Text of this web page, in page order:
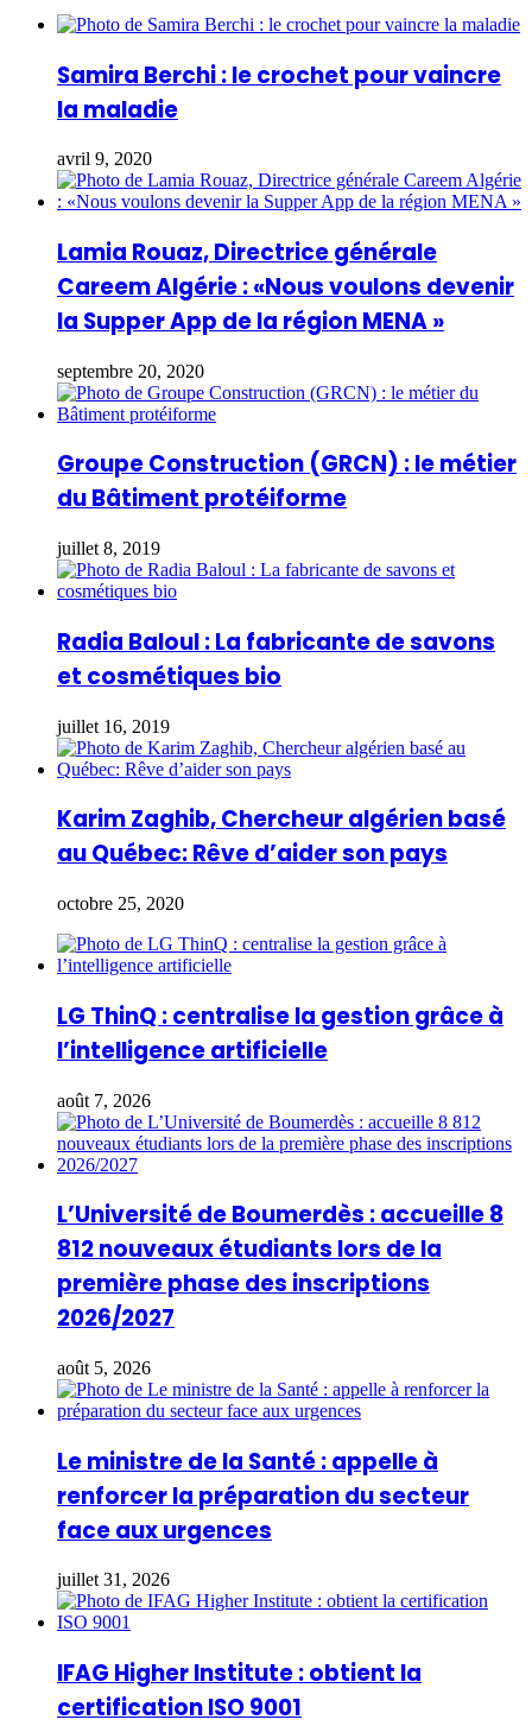
Samira Berchi : le crochet pour vaincre
la maladie
avril 9, 2020
Lamia Rouaz, Directrice générale
Careem Algérie : «Nous voulons devenir
la Supper App de la région MENA »
septembre 20, 2020
Groupe Construction (GRCN) : le métier
du Bâtiment protéiforme
juillet 8, 2019
Radia Baloul : La fabricante de savons
et cosmétiques bio
juillet 16, 2019
Karim Zaghib, Chercheur algérien basé
au Québec: Rêve d’aider son pays
octobre 25, 2020
LG ThinQ : centralise la gestion grâce à
l’intelligence artificielle
août 7, 2026
L’Université de Boumerdès : accueille 8
812 nouveaux étudiants lors de la
première phase des inscriptions
2026/2027
août 5, 2026
Le ministre de la Santé : appelle à
renforcer la préparation du secteur
face aux urgences
juillet 31, 2026
IFAG Higher Institute : obtient la
certification ISO 9001